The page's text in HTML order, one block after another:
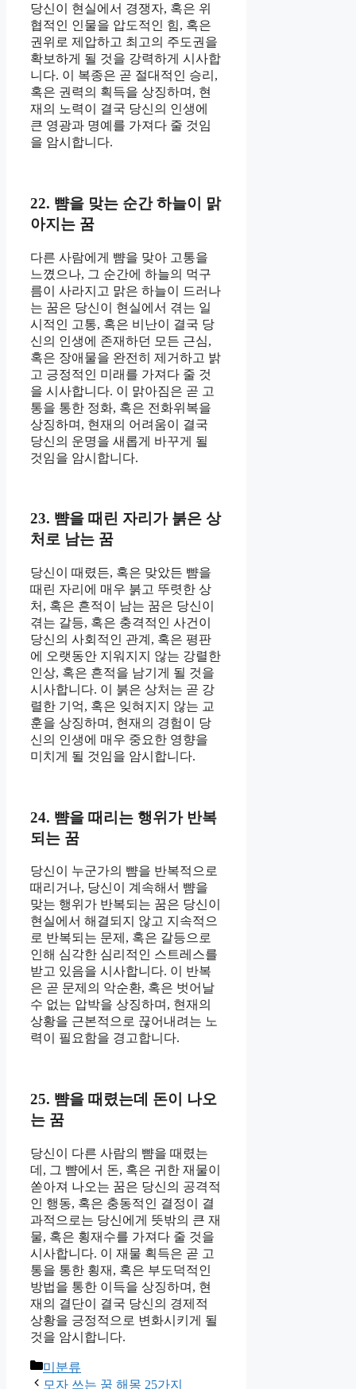
당신이 현실에서 경쟁자, 혹은 위
협적인 인물을 압도적인 힘, 혹은
권위로 제압하고 최고의 주도권을
확보하게 될 것을 강력하게 시사합
니다. 이 복종은 곧 절대적인 승리,
혹은 권력의 획득을 상징하며, 현
재의 노력이 결국 당신의 인생에
큰 영광과 명예를 가져다 줄 것임
을 암시합니다.
22. 뺨을 맞는 순간 하늘이 맑
아지는 꿈
다른 사람에게 뺨을 맞아 고통을
느꼈으나, 그 순간에 하늘의 먹구
름이 사라지고 맑은 하늘이 드러나
는 꿈은 당신이 현실에서 겪는 일
시적인 고통, 혹은 비난이 결국 당
신의 인생에 존재하던 모든 근심,
혹은 장애물을 완전히 제거하고 밝
고 긍정적인 미래를 가져다 줄 것
을 시사합니다. 이 맑아짐은 곧 고
통을 통한 정화, 혹은 전화위복을
상징하며, 현재의 어려움이 결국
당신의 운명을 새롭게 바꾸게 될
것임을 암시합니다.
23. 뺨을 때린 자리가 붉은 상
처로 남는 꿈
당신이 때렸든, 혹은 맞았든 뺨을
때린 자리에 매우 붉고 뚜렷한 상
처, 혹은 흔적이 남는 꿈은 당신이
겪는 갈등, 혹은 충격적인 사건이
당신의 사회적인 관계, 혹은 평판
에 오랫동안 지워지지 않는 강렬한
인상, 혹은 흔적을 남기게 될 것을
시사합니다. 이 붉은 상처는 곧 강
렬한 기억, 혹은 잊혀지지 않는 교
훈을 상징하며, 현재의 경험이 당
신의 인생에 매우 중요한 영향을
미치게 될 것임을 암시합니다.
24. 뺨을 때리는 행위가 반복
되는 꿈
당신이 누군가의 뺨을 반복적으로
때리거나, 당신이 계속해서 뺨을
맞는 행위가 반복되는 꿈은 당신이
현실에서 해결되지 않고 지속적으
로 반복되는 문제, 혹은 갈등으로
인해 심각한 심리적인 스트레스를
받고 있음을 시사합니다. 이 반복
은 곧 문제의 악순환, 혹은 벗어날
수 없는 압박을 상징하며, 현재의
상황을 근본적으로 끊어내려는 노
력이 필요함을 경고합니다.
25. 뺨을 때렸는데 돈이 나오
는 꿈
당신이 다른 사람의 뺨을 때렸는
데, 그 뺨에서 돈, 혹은 귀한 재물이
쏟아져 나오는 꿈은 당신의 공격적
인 행동, 혹은 충동적인 결정이 결
과적으로는 당신에게 뜻밖의 큰 재
물, 혹은 횡재수를 가져다 줄 것을
시사합니다. 이 재물 획득은 곧 고
통을 통한 횡재, 혹은 부도덕적인
방법을 통한 이득을 상징하며, 현
재의 결단이 결국 당신의 경제적
상황을 긍정적으로 변화시키게 될
것을 암시합니다.
카
테
미분류
모자 쓰는 꿈 해몽 25가지